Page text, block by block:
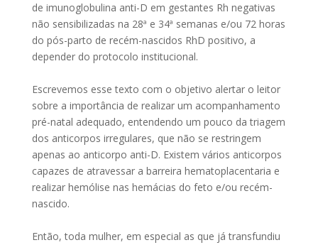
de imunoglobulina anti-D em gestantes Rh negativas
não sensibilizadas na 28ª e 34ª semanas e/ou 72 horas
do pós-parto de recém-nascidos RhD positivo, a
depender do protocolo institucional.
Escrevemos esse texto com o objetivo alertar o leitor
sobre a importância de realizar um acompanhamento
pré-natal adequado, entendendo um pouco da triagem
dos anticorpos irregulares, que não se restringem
apenas ao anticorpo anti-D. Existem vários anticorpos
capazes de atravessar a barreira hematoplacentaria e
realizar hemólise nas hemácias do feto e/ou recém-
nascido.
Então, toda mulher, em especial as que já transfundiu